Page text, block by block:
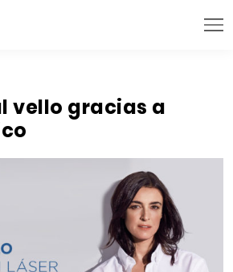
vello gracias a